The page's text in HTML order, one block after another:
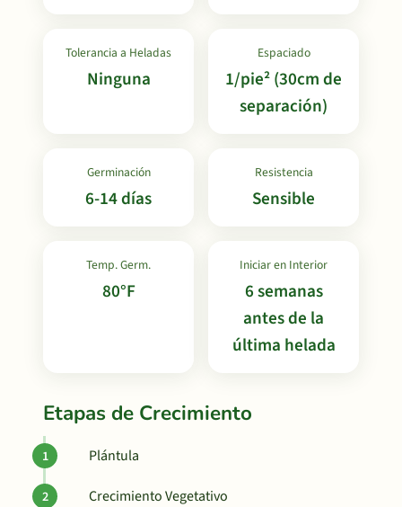
Tolerancia a Heladas
Ninguna
Espaciado
1/pie² (30cm de
separación)
Germinación
6-14 días
Resistencia
Sensible
Temp. Germ.
80°F
Iniciar en Interior
6 semanas
antes de la
última helada
Etapas de Crecimiento
Plántula
Crecimiento Vegetativo